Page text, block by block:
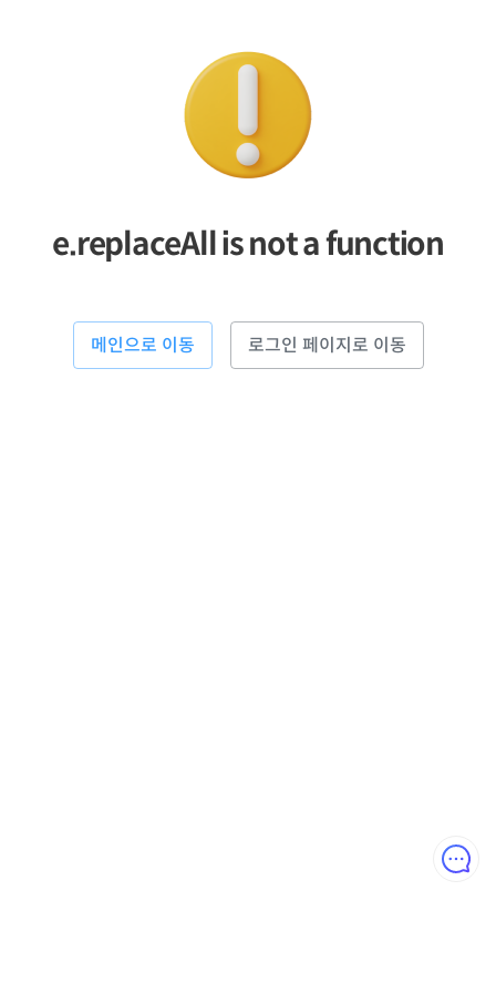
e.replaceAll is not a function
메인으로 이동 로그인 페이지로 이동